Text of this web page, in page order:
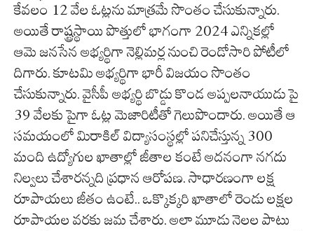
కేవలం 12 వేల ఓట్లను మాత్రమే సొంతం చేసుకున్నారు.
అయితే రాష్ట్రస్థాయి పొత్తులో భాగంగా 2024 ఎన్నికల్లో
ఆమె జనసేన అభ్యర్థిగా నెల్లిమర్ల నుంచి రెండోసారి పోటీలో
దిగారు. కూటమి అభ్యర్థిగా భారీ విజయం సొంతం
చేసుకున్నారు. వైసీపీ అభ్యర్థి బొడ్డు కొండ అప్పలనాయుడు పై
39 వేలకు పైగా ఓట్ల మెజారిటీతో గెలుపొందారు. అయితే ఆ
సమయంలో మిరాకిల్ విద్యాసంస్థల్లో పనిచేస్తున్న 300
మంది ఉద్యోగుల ఖాతాల్లో జీతాల కంటే అదనంగా నగదు
నిల్వలు చేశారన్నది ప్రధాన ఆరోపణ. సాధారణంగా లక్ష
రూపాయలు జీతం ఉంటే.. ఒక్కొక్కరి ఖాతాలో రెండు లక్షల
రూపాయల వరకు జమ చేశారు. అలా మూడు నెలల పాటు